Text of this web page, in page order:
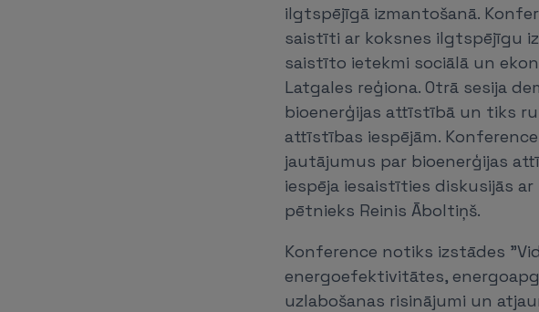
ilgtspējīgā izmantošanā.
saistīti ar koksnes ilgtspējīgu
saistīto ietekmi sociālā un
Latgales reģiona. Otrā sesija
bioenerģijas attīstībā un tiks
attīstības iespējām.
jautājumus par bioenerģijas
iespēja iesaistīties diskusijās
pētnieks Reinis Āboltiņš.
Konference notiks izstādes
energoefektivitātes,
uzlabošanas risinājumi un